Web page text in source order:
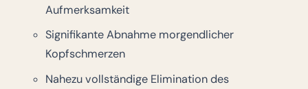
Aufmerksamkeit
Signifikante Abnahme morgendlicher
Kopfschmerzen
Nahezu vollständige Elimination des